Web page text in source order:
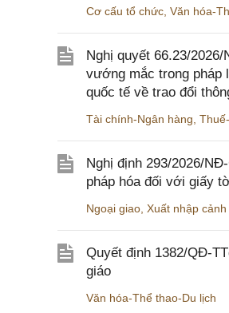
Cơ cấu tổ chức Văn hóa-
Nghị quyết 66.23/
vướng mắc trong pháp
quốc tế về trao đổi
Tài chính-Ngân hàng
Nghị định 293/2026/
pháp hóa đối với giấy
Ngoại giao Xuất nhập cảnh
Quyết định 1382/QĐ-
giáo
Văn hóa-Thể thao-Du lịch